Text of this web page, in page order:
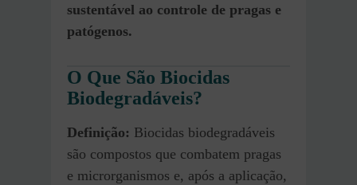
sustentável ao controle de pragas e
patógenos.
O Que São Biocidas
Biodegradáveis?
Definição: Biocidas biodegradáveis
são compostos que combatem pragas
e microrganismos e, após a aplicação,